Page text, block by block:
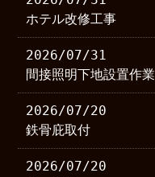
ホテル改修工事
2026/07/31
間接照明下地設置作業
2026/07/20
鉄骨庇取付
2026/07/20